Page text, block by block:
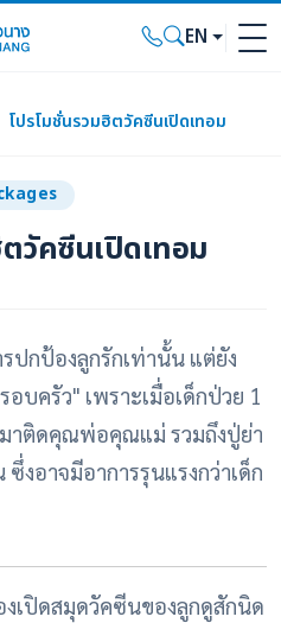
EN
โปรโมชั่นรวมฮิตวัคซีนเปิดเทอม
วัคซีนเปิดเทอม
กป้องลูกรักเท่านั้น แต่ยัง
บครัว" เพราะเมื่อเด็กป่วย 1
าติดคุณพ่อคุณแม่ รวมถึงปู่ย่า
งอาจมีอาการรุนแรงกว่าเด็ก
เปิดสมุดวัคซีนของลูกดูสักนิด